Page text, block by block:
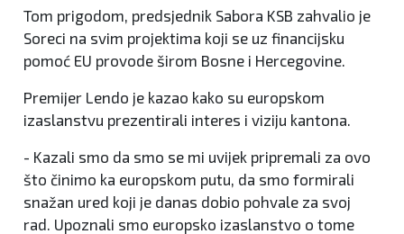
Tom prigodom, predsjednik Sabora KSB zahvalio je
Soreci na svim projektima koji se uz financijsku
pomoć EU provode širom Bosne i Hercegovine.
Premijer Lendo je kazao kako su europskom
izaslanstvu prezentirali interes i viziju kantona.
- Kazali smo da smo se mi uvijek pripremali za ovo
što činimo ka europskom putu, da smo formirali
snažan ured koji je danas dobio pohvale za svoj
rad. Upoznali smo europsko izaslanstvo o tome